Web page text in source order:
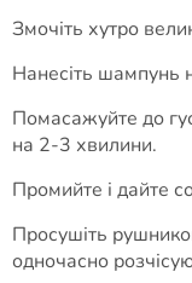
Змочіть хутро
Нанесіть шампунь
Помасажуйте до
на 2-3 хвилини.
Промийте і дайте
Просушіть
одночасно